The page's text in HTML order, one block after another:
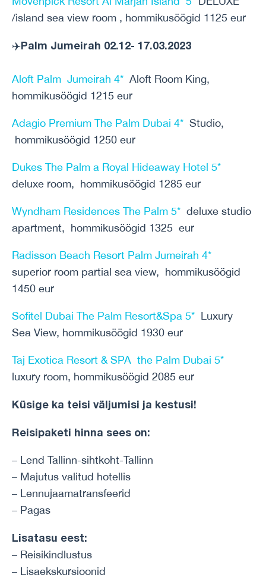
/island sea view room , hommikusöögid 1125 eur
✈️Palm Jumeirah 02.12- 17.03.2023
Aloft Palm Jumeirah 4* Aloft Room King,
hommikusöögid 1215 eur
Adagio Premium The Palm Dubai 4* Studio,
hommikusöögid 1250 eur
Dukes The Palm a Royal Hideaway Hotel 5*
deluxe room, hommikusöögid 1285 eur
Wyndham Residences The Palm 5* deluxe studio
apartment, hommikusöögid 1325 eur
Radisson Beach Resort Palm Jumeirah 4*
superior room partial sea view, hommikusöögid
1450 eur
Sofitel Dubai The Palm Resort&Spa 5* Luxury
Sea View, hommikusöögid 1930 eur
Taj Exotica Resort & SPA the Palm Dubai 5*
luxury room, hommikusöögid 2085 eur
Küsige ka teisi väljumisi ja kestusi!
Reisipaketi hinna sees on:
– Lend Tallinn-sihtkoht-Tallinn
– Majutus valitud hotellis
– Lennujaamatransfeerid
– Pagas
Lisatasu eest:
– Reisikindlustus
– Lisaekskursioonid